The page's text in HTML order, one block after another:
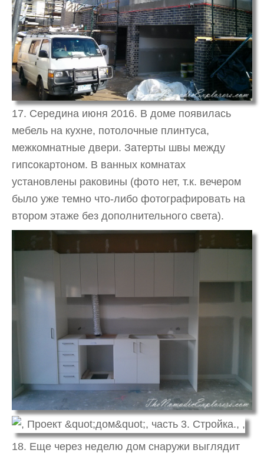
17. Середина июня 2016. В доме появилась
мебель на кухне, потолочные плинтуса,
межкомнатные двери. Затерты швы между
гипсокартоном. В ванных комнатах
установлены раковины (фото нет, т.к. вечером
было уже темно что-либо фотографировать на
втором этаже без дополнительного света).
18. Еще через неделю дом снаружи выглядит